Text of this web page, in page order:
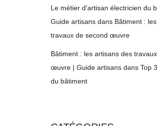
Le métier d'artisan électricien du
Guide artisans dans Bâtiment :
travaux de second œuvre
Bâtiment : les artisans des
œuvre | Guide artisans dans Top
du bâtiment